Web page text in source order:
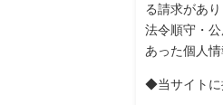
る請求があ
法令順守・
あった個人
◆当サイトに